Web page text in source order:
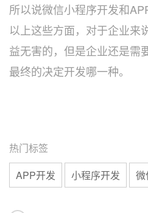
所以说微信小程序开发和
以上这些方面，对于企业来
益无害的，但是企业还是需
最终的决定开发哪一种。
热门标签
APP开发
小程序开发 微